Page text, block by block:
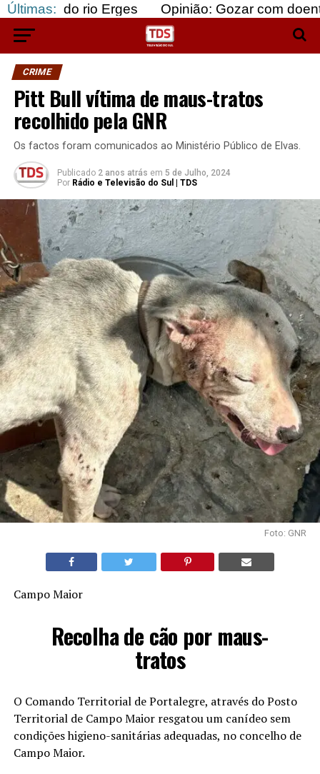
Últimas:
Erges Opinião: Gozar com doentes e
CRIME
Pitt Bull vítima de maus-tratos
recolhido pela GNR
Os factos foram comunicados ao Ministério Público de Elvas.
Publicado 2 anos atrás em 5 de Julho, 2024
Por Rádio e Televisão do Sul | TDS
Foto: GNR
Campo Maior
Recolha de cão por maus-
tratos
O Comando Territorial de Portalegre, através do Posto
Territorial de Campo Maior resgatou um canídeo sem
condições higieno-sanitárias adequadas, no concelho de
Campo Maior.